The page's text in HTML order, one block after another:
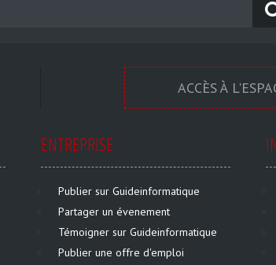
ACCÈS À
ENTREPRISE
Publier sur Guideinformatique
Partager un évenement
Témoigner sur Guideinformatique
Publier une offre d'emploi